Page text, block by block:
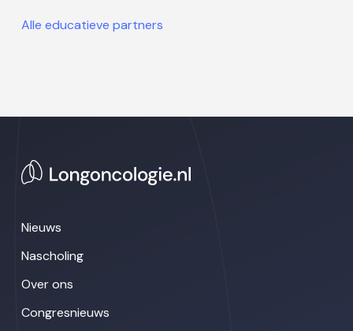
Alle educatieve partners
Nieuws
Nascholing
Over ons
Congresnieuws